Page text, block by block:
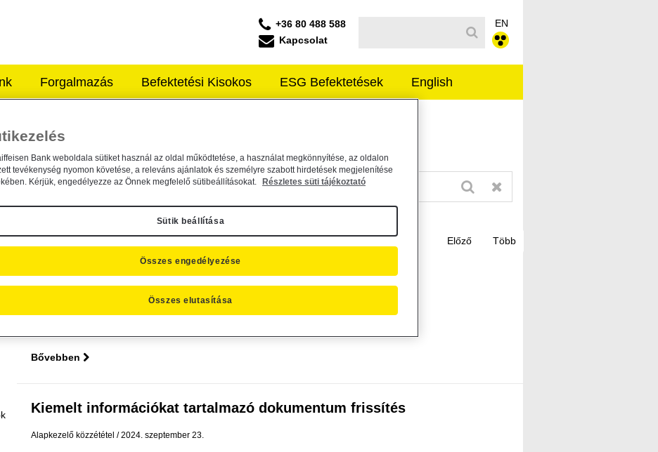
+36 80 488 588
Kapcsolat
EN
Forgalmazás Befektetési Kisokos ESG Befektetések English
ALAPKEZELŐ
KÖZZÉTÉTELEK
57 - 60 találat
Kiemelt információkat tartalmazó dokumentum frissítés
Bővebben
Kiemelt információkat tartalmazó dokumentum frissítés
Alapkezelő közzététel 2024. szeptember 23.
Bank weboldala sütiket használ az oldal működtetése, a használat megkönnyítése, az oldalon
tevékenység nyomon követése, a releváns ajánlatok és személyre szabott hirdetések megjelenítése
Kérjük, engedélyezze az Önnek megfelelő sütibeállításokat.
Részletes süti tájékoztató
Sütik beállítása
Összes elutasítása
Összes engedélyezése